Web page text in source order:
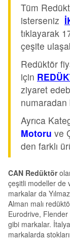
Tüm
isterseniz
tıklayarak
çeşite
Redüktör
için
ziyaret
Ayrıca
Motoru ve
den farklı
CAN Redüktör
çeşitli modeller de
markalar da
Alman malı
Eurodrive,
gibi markalar.
markalarda